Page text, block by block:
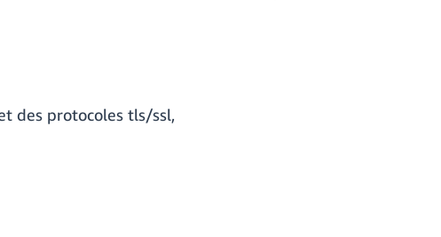
des protocoles tls/ssl,